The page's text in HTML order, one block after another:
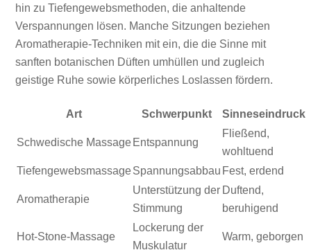
hin zu Tiefengewebsmethoden, die anhaltende
Verspannungen lösen. Manche Sitzungen beziehen
Aromatherapie-Techniken mit ein, die die Sinne mit
sanften botanischen Düften umhüllen und zugleich
geistige Ruhe sowie körperliches Loslassen fördern.
Art Schwerpunkt Sinneseindruck
Schwedische Massage Entspannung
Fließend,
wohltuend
TiefengewebsmassageSpannungsabbau Fest, erdend
Aromatherapie
Unterstützung der
Stimmung
Duftend,
beruhigend
Hot-Stone-Massage
Lockerung der
Muskulatur
Warm, geborgen